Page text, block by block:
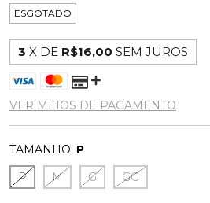
ESGOTADO
3 X DE R$16,00 SEM JUROS
VER MEIOS DE PAGAMENTO
TAMANHO: P
P
M G GG